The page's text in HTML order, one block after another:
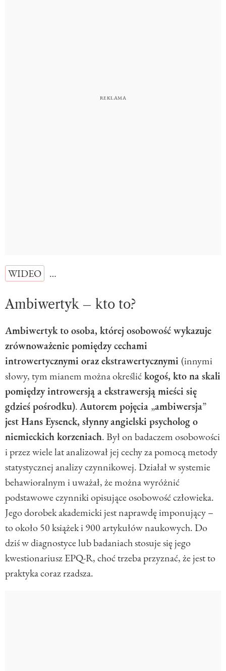
WIDEO …
Ambiwertyk – kto to?
Ambiwertyk to osoba, której osobowość wykazuje
zrównoważenie pomiędzy cechami
introwertycznymi oraz ekstrawertycznymi (innymi
słowy, tym mianem można określićkogoś, kto na skali
pomiędzy introwersją a ekstrawersją mieści się
gdzieś pośrodku).Autorem pojęcia „ambiwersja”
jest Hans Eysenck, słynnyangielski psycholog o
niemieckich korzeniach. Był on badaczem osobowości
i przez wiele lat analizował jej cechy za pomocą metody
statystycznej analizy czynnikowej. Działał w systemie
behawioralnym i uważał, że można wyróżnić
podstawowe czynniki opisujące osobowość człowieka.
Jego dorobek akademicki jest naprawdę imponujący –
to około 50 książek i 900 artykułów naukowych. Do
dziś w diagnostyce lub badaniach stosuje się jego
kwestionariusz EPQ-R, choć trzeba przyznać, że jest to
praktyka coraz rzadsza.